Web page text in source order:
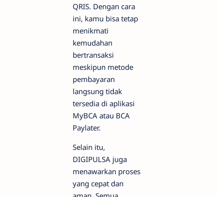
QRIS. Dengan cara
ini, kamu bisa tetap
menikmati
kemudahan
bertransaksi
meskipun metode
pembayaran
langsung tidak
tersedia di aplikasi
MyBCA atau BCA
Paylater.
Selain itu,
DIGIPULSA juga
menawarkan proses
yang cepat dan